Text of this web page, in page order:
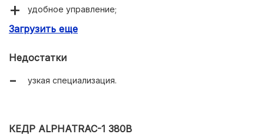
удобное управление;
качественный шов.
Загрузить еще
Недостатки
узкая специализация.
КЕДР ALPHATRAC-1 380В